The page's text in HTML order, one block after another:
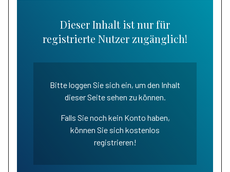
Dieser Inhalt ist nur für
registrierte Nutzer zugänglich!
Bitte loggen Sie sich ein, um den Inhalt
dieser Seite sehen zu können.
Falls Sie noch kein Konto haben,
können Sie sich kostenlos
registrieren!